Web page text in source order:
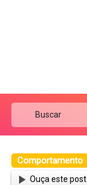
Comportamento
Ouça este post.